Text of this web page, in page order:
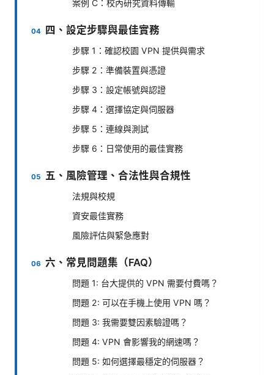
案例 C：校內研究資料傳輸
四、設定步驟與最佳實務
步驟 1：確認校園 VPN 提供與需求
步驟 2：準備裝置與憑證
步驟 3：設定帳號與認證
步驟 4：選擇協定與伺服器
步驟 5：連線與測試
步驟 6：日常使用的最佳實務
五、風險管理、合法性與合規性
法規與校規
資安最佳實務
風險評估與緊急應對
六、常見問題集（FAQ）
問題 1: 台大提供的 VPN 需要付費嗎？
問題 2: 可以在手機上使用 VPN 嗎？
問題 3: 我需要雙因素驗證嗎？
問題 4: VPN 會影響我的網速嗎？
問題 5: 如何選擇最穩定的伺服器？